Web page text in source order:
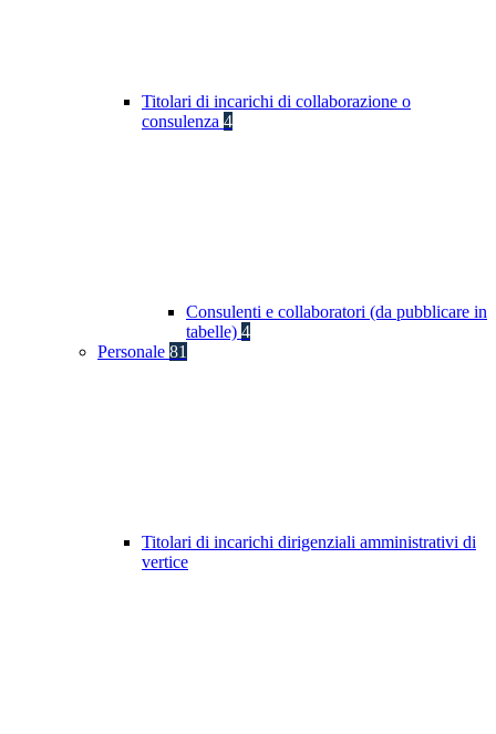
Titolari di incarichi di collaborazione o
consulenza 4
Consulenti e collaboratori (da pubblicare in
tabelle) 4
Personale 81
Titolari di incarichi dirigenziali amministrativi di
vertice